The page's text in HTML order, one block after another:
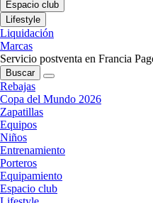
Espacio club
Lifestyle
Liquidación
Marcas
Servicio postventa en Francia
Buscar
Rebajas
Copa del Mundo 2026
Zapatillas
Equipos
Niños
Entrenamiento
Porteros
Equipamiento
Espacio club